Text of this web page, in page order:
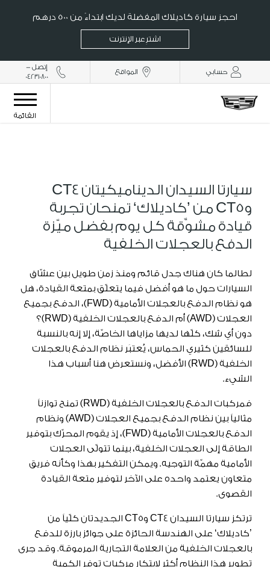
احجز سيارة كاديلاك المفضلة لديك ابتداءً من 500 درهم
اشترِ عبر الإنترنت
حسابي المواقع
إتصل -
042310800
القائمة
سيارتا السيدان الديناميكيتان CT4
وCT5 من ’كاديلاك‘ تمنحان تجربة
قيادة مشوِّقة كل يوم بفضل ميّزة
الدفع بالعجلات الخلفية
لطالما كان هناك جدل قائم ومنذ زمن طويل بين عشّاق
السيارات حول ما هو أفضل فيما يتعلّق بمتعة القيادة، هل
هو نظام الدفع بالعجلات الأمامية (FWD)، الدفع بجميع
العجلات (AWD) أم الدفع بالعجلات الخلفية (RWD)؟
دون أي شك، كلّها لديها مزاياها الخاصّة، إلا إنه بالنسبة
للسائقين كثيري الحماس، يُعتبَر نظام الدفع بالعجلات
الخلفية (RWD) الأفضل، ونستعرض هنا أسباب هذا
الشيء.
فمركبات الدفع بالعجلات الخلفية (RWD) تمنح توازناً
مثالياً بين نظام الدفع بجميع العجلات (AWD) ونظام
الدفع بالعجلات الأمامية (FWD)، إذ يقوم المحرّك بتوفير
الطاقة إلى العجلات الخلفية، بينما تتولّى العجلات
الأمامية مهمّة التوجيه. ويمكن التفكير بهذا وكأنه فريق
متعاون يعتمد واحده على الآخر لتوفير متعة القيادة
القصوى.
ترتكز سيارتا السيدان CT4 وCT5 الجديدتان كلّياً من
’كاديلاك‘ على الهندسة الحائزة على جوائز بارزة للدفع
بالعجلات الخلفية من العلامة التجارية المرموقة. وقد جرى
تطوير هذا النظام أكثر لابتكار مركبات توفر الكمية